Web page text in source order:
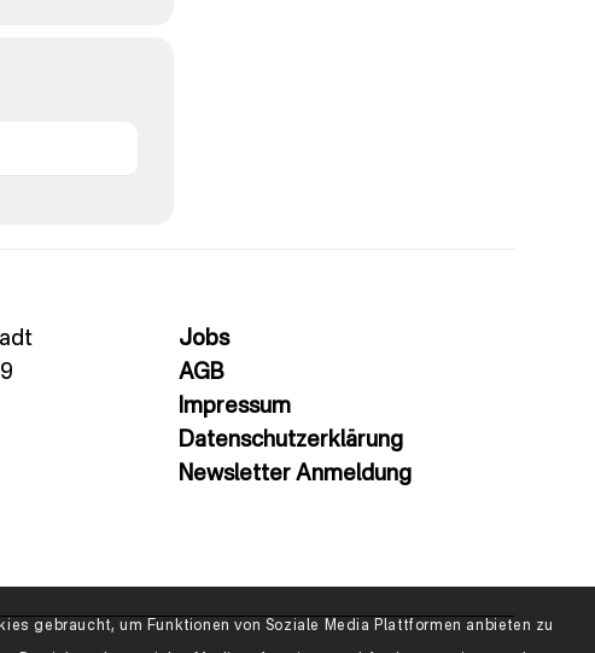
Jobs
AGB
Impressum
Datenschutzerklärung
Newsletter Anmeldung
gebraucht, um Funktionen von Soziale Media Plattformen anbieten zu